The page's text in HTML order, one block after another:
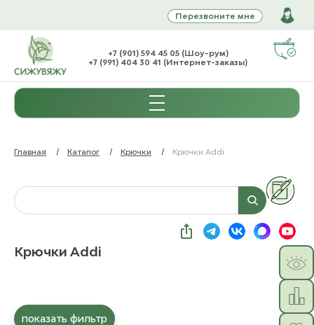
Перезвоните мне
+7 (901) 594 45 05 (Шоу-рум)
+7 (991) 404 30 41 (Интернет-заказы)
Главная / Каталог / Крючки / Крючки Addi
Крючки Addi
показать фильтр